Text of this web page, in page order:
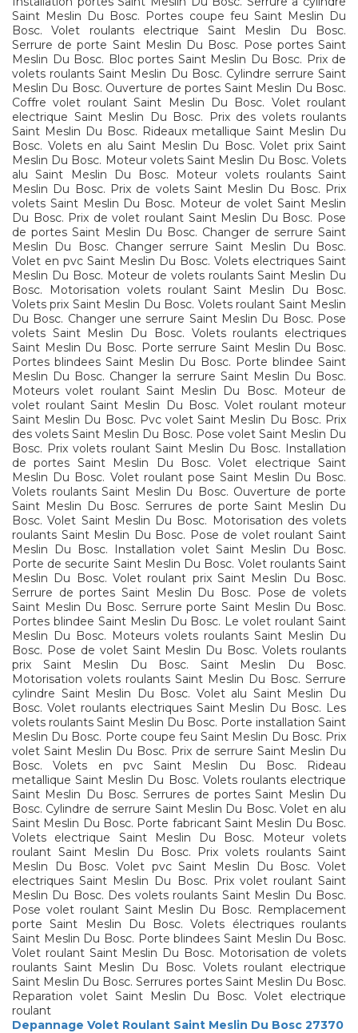
Saint Meslin Du Bosc. Portes coupe feu Saint Meslin Du
Bosc. Volet roulants electrique Saint Meslin Du Bosc.
Serrure de porte Saint Meslin Du Bosc. Pose portes Saint
Meslin Du Bosc. Bloc portes Saint Meslin Du Bosc. Prix de
volets roulants Saint Meslin Du Bosc. Cylindre serrure Saint
Meslin Du Bosc. Ouverture de portes Saint Meslin Du Bosc.
Coffre volet roulant Saint Meslin Du Bosc. Volet roulant
electrique Saint Meslin Du Bosc. Prix des volets roulants
Saint Meslin Du Bosc. Rideaux metallique Saint Meslin Du
Bosc. Volets en alu Saint Meslin Du Bosc. Volet prix Saint
Meslin Du Bosc. Moteur volets Saint Meslin Du Bosc. Volets
alu Saint Meslin Du Bosc. Moteur volets roulants Saint
Meslin Du Bosc. Prix de volets Saint Meslin Du Bosc. Prix
volets Saint Meslin Du Bosc. Moteur de volet Saint Meslin
Du Bosc. Prix de volet roulant Saint Meslin Du Bosc. Pose
de portes Saint Meslin Du Bosc. Changer de serrure Saint
Meslin Du Bosc. Changer serrure Saint Meslin Du Bosc.
Volet en pvc Saint Meslin Du Bosc. Volets electriques Saint
Meslin Du Bosc. Moteur de volets roulants Saint Meslin Du
Bosc. Motorisation volets roulant Saint Meslin Du Bosc.
Volets prix Saint Meslin Du Bosc. Volets roulant Saint Meslin
Du Bosc. Changer une serrure Saint Meslin Du Bosc. Pose
volets Saint Meslin Du Bosc. Volets roulants electriques
Saint Meslin Du Bosc. Porte serrure Saint Meslin Du Bosc.
Portes blindees Saint Meslin Du Bosc. Porte blindee Saint
Meslin Du Bosc. Changer la serrure Saint Meslin Du Bosc.
Moteurs volet roulant Saint Meslin Du Bosc. Moteur de
volet roulant Saint Meslin Du Bosc. Volet roulant moteur
Saint Meslin Du Bosc. Pvc volet Saint Meslin Du Bosc. Prix
des volets Saint Meslin Du Bosc. Pose volet Saint Meslin Du
Bosc. Prix volets roulant Saint Meslin Du Bosc. Installation
de portes Saint Meslin Du Bosc. Volet electrique Saint
Meslin Du Bosc. Volet roulant pose Saint Meslin Du Bosc.
Volets roulants Saint Meslin Du Bosc. Ouverture de porte
Saint Meslin Du Bosc. Serrures de porte Saint Meslin Du
Bosc. Volet Saint Meslin Du Bosc. Motorisation des volets
roulants Saint Meslin Du Bosc. Pose de volet roulant Saint
Meslin Du Bosc. Installation volet Saint Meslin Du Bosc.
Porte de securite Saint Meslin Du Bosc. Volet roulants Saint
Meslin Du Bosc. Volet roulant prix Saint Meslin Du Bosc.
Serrure de portes Saint Meslin Du Bosc. Pose de volets
Saint Meslin Du Bosc. Serrure porte Saint Meslin Du Bosc.
Portes blindee Saint Meslin Du Bosc. Le volet roulant Saint
Meslin Du Bosc. Moteurs volets roulants Saint Meslin Du
Bosc. Pose de volet Saint Meslin Du Bosc. Volets roulants
prix Saint Meslin Du Bosc. Saint Meslin Du Bosc.
Motorisation volets roulants Saint Meslin Du Bosc. Serrure
cylindre Saint Meslin Du Bosc. Volet alu Saint Meslin Du
Bosc. Volet roulants electriques Saint Meslin Du Bosc. Les
volets roulants Saint Meslin Du Bosc. Porte installation Saint
Meslin Du Bosc. Porte coupe feu Saint Meslin Du Bosc. Prix
volet Saint Meslin Du Bosc. Prix de serrure Saint Meslin Du
Bosc. Volets en pvc Saint Meslin Du Bosc. Rideau
metallique Saint Meslin Du Bosc. Volets roulants electrique
Saint Meslin Du Bosc. Serrures de portes Saint Meslin Du
Bosc. Cylindre de serrure Saint Meslin Du Bosc. Volet en alu
Saint Meslin Du Bosc. Porte fabricant Saint Meslin Du Bosc.
Volets electrique Saint Meslin Du Bosc. Moteur volets
roulant Saint Meslin Du Bosc. Prix volets roulants Saint
Meslin Du Bosc. Volet pvc Saint Meslin Du Bosc. Volet
electriques Saint Meslin Du Bosc. Prix volet roulant Saint
Meslin Du Bosc. Des volets roulants Saint Meslin Du Bosc.
Pose volet roulant Saint Meslin Du Bosc. Remplacement
porte Saint Meslin Du Bosc. Volets électriques roulants
Saint Meslin Du Bosc. Porte blindees Saint Meslin Du Bosc.
Volet roulant Saint Meslin Du Bosc. Motorisation de volets
roulants Saint Meslin Du Bosc. Volets roulant electrique
Saint Meslin Du Bosc. Serrures portes Saint Meslin Du Bosc.
Reparation volet Saint Meslin Du Bosc. Volet electrique
roulant
Depannage Volet Roulant Saint Meslin Du Bosc 27370